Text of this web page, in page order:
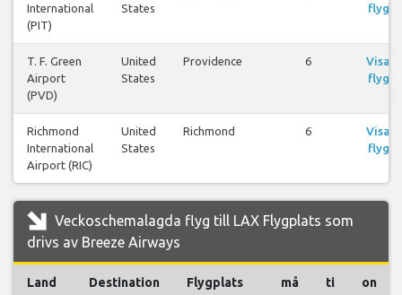
International
(PIT)
States
flyg
T. F. Green
Airport
(PVD)
United
States
Providence 6
Visa
flyg
Richmond
International
Airport (RIC)
United
States
Richmond 6
Visa
flyg
Veckoschemalagda flyg till LAX Flygplats som
drivs av Breeze Airways
Land Destination Flygplats må ti on